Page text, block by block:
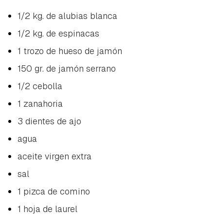
1/2 kg. de alubias blanca
1/2 kg. de espinacas
1 trozo de hueso de jamón
150 gr. de jamón serrano
1/2 cebolla
1 zanahoria
3 dientes de ajo
agua
aceite virgen extra
sal
1 pizca de comino
1 hoja de laurel